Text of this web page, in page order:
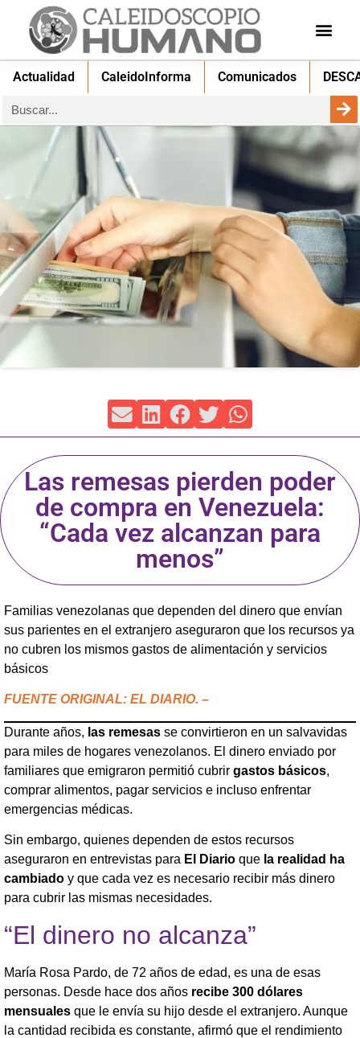
Actualidad CaleidoInforma Comunicados
Las remesas pierden poder
de compra en Venezuela:
“Cada vez alcanzan para
menos”
Familias venezolanas que dependen del dinero que envían
sus parientes en el extranjero aseguraron que los recursos ya
no cubren los mismos gastos de alimentación y servicios
básicos
FUENTE ORIGINAL: EL DIARIO. –
Durante años, las remesas se convirtieron en un salvavidas
para miles de hogares venezolanos. El dinero enviado por
familiares que emigraron permitió cubrir gastos básicos,
comprar alimentos, pagar servicios e incluso enfrentar
emergencias médicas.
Sin embargo, quienes dependen de estos recursos
aseguraron en entrevistas para El Diario que la realidad ha
cambiado y que cada vez es necesario recibir más dinero
para cubrir las mismas necesidades.
“El dinero no alcanza”
María Rosa Pardo, de 72 años de edad, es una de esas
personas. Desde hace dos años recibe 300 dólares
mensuales que le envía su hijo desde el extranjero. Aunque
la cantidad recibida es constante, afirmó que el rendimiento